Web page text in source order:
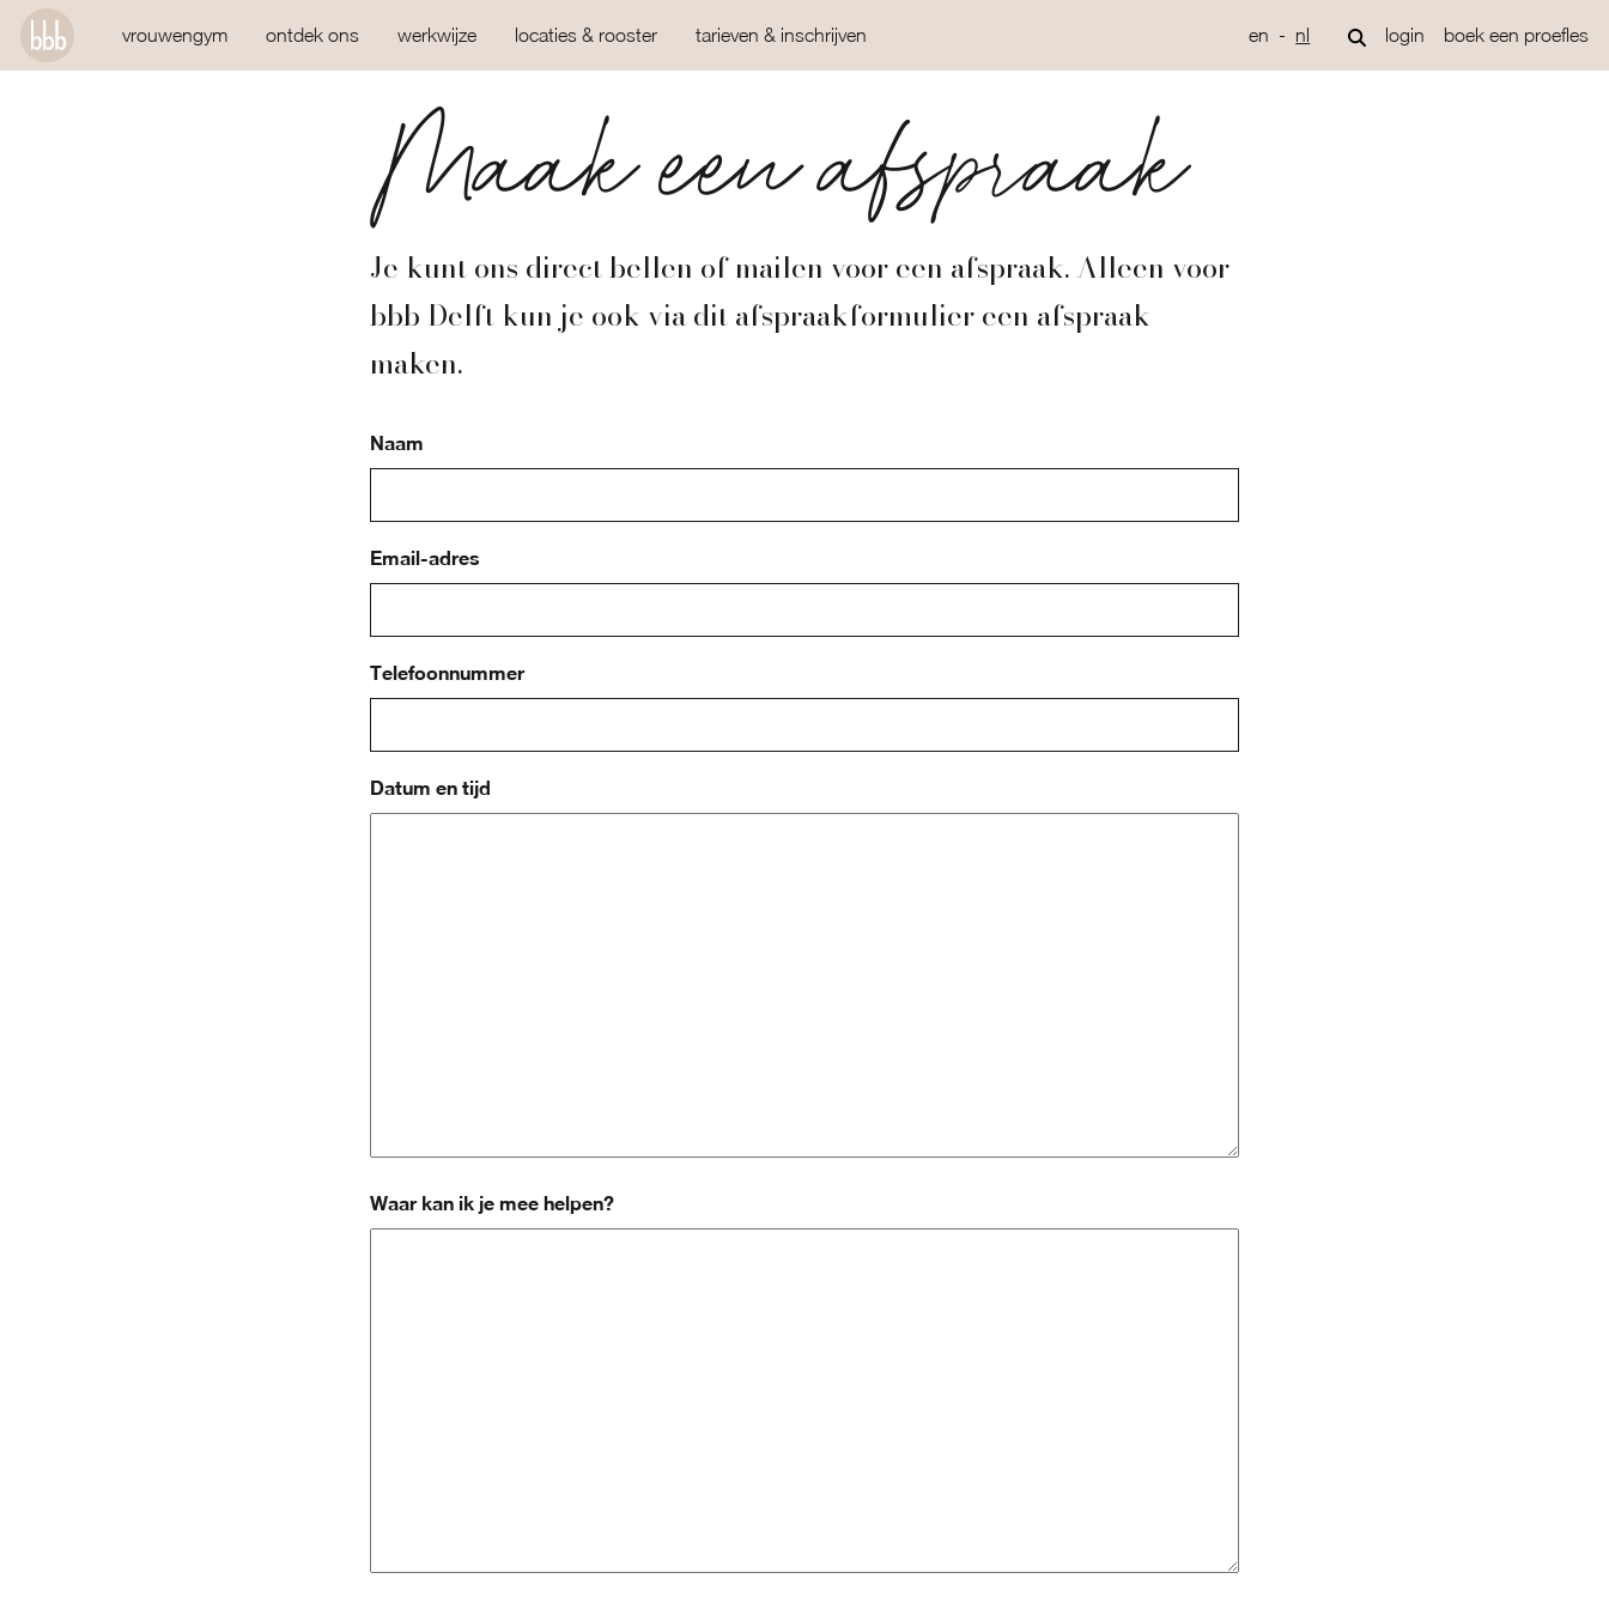
vrouwengym ontdek ons werkwijze locaties & rooster tarieven & inschrijven en nl login boek een proefles
Maak een afspraak
Je kunt ons direct bellen of mailen voor een afspraak. Alleen voor
bbb Delft kun je ook via dit afspraakformulier een afspraak
maken.
Naam
Email-adres
Telefoonnummer
Datum en tijd
Waar kan ik je mee helpen?